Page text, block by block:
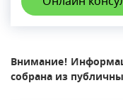
Внимание!
собрана из